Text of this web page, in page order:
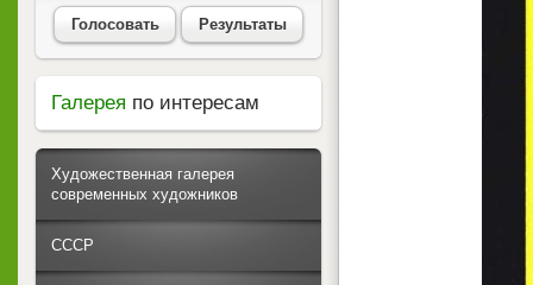
Голосовать Результаты
Галерея по интересам
Художественная галерея
современных художников
СССР